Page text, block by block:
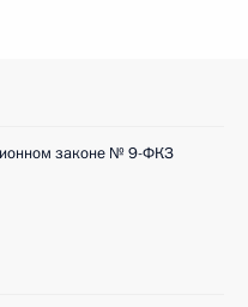
законе № 9-ФКЗ